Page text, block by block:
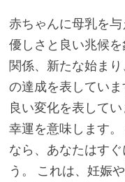
赤ちゃんに母乳を
優しさと良い兆候
関係、新たな始ま
の達成を表してい
良い変化を表して
幸運を意味します
なら、あなたはす
う。 これは、妊娠